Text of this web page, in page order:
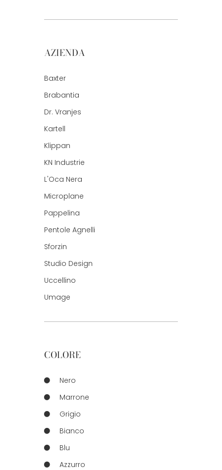
AZIENDA
Baxter
Brabantia
Dr. Vranjes
Kartell
Klippan
KN Industrie
L'Oca Nera
Microplane
Pappelina
Pentole Agnelli
Sforzin
Studio Design
Uccellino
Umage
COLORE
Nero
Marrone
Grigio
Bianco
Blu
Azzurro